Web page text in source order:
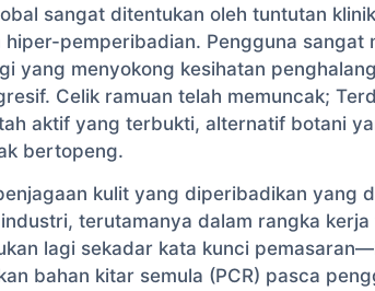
sangat ditentukan oleh tuntutan
pemperibadian. Pengguna sangat
yang menyokong kesihatan
Celik ramuan telah memuncak;
aktif yang terbukti, alternatif botani
bertopeng.
kulit yang diperibadikan yang
terutamanya dalam rangka
lagi sekadar kata kunci
bahan kitar semula (PCR) pasca